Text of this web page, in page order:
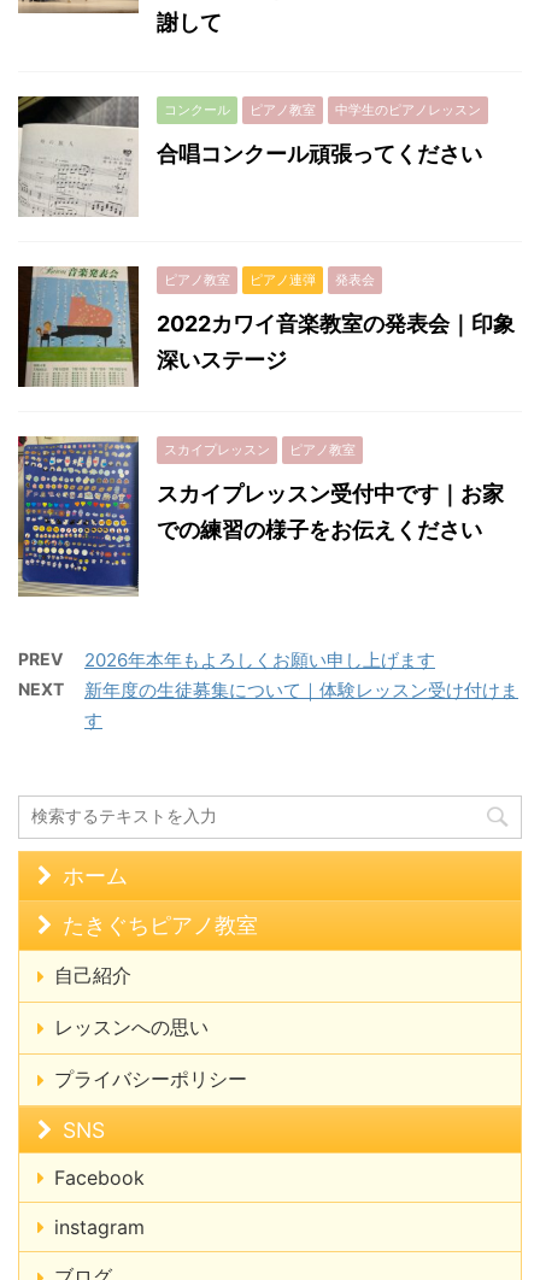
謝して
コンクール ピアノ教室 中学生のピアノレッスン
合唱コンクール頑張ってください
ピアノ教室 ピアノ連弾 発表会
2022カワイ音楽教室の発表会｜印象
深いステージ
スカイプレッスン ピアノ教室
スカイプレッスン受付中です｜お家
での練習の様子をお伝えください
PREV 2026年本年もよろしくお願い申し上げます
NEXT
新年度の生徒募集について｜体験レッスン受け付けま
す
ホーム
たきぐちピアノ教室
自己紹介
レッスンへの思い
プライバシーポリシー
SNS
Facebook
instagram